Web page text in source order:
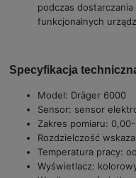
podczas
funkcjonalnych
Specyfikacja
Model: Dräger 6000
Sensor: sensor
Zakres pomiaru:
Rozdzielczość
Temperatura pracy:
Wyświetlacz: